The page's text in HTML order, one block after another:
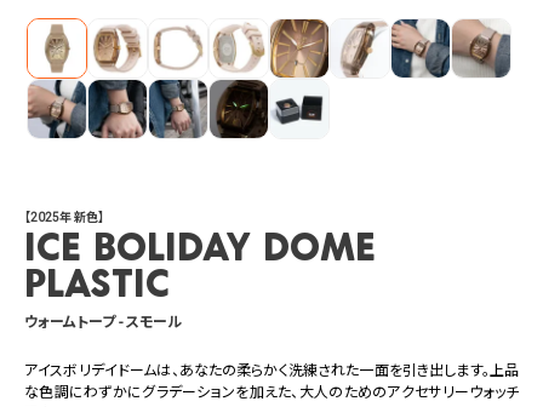
【2025年 新色】
ICE boliday dome
plastic
ウォームトープ - スモール
アイスボリデイドームは、あなたの柔らかく洗練された一面を引き出します。上品
な色調にわずかにグラデーションを加えた、大人のためのアクセサリーウォッチ